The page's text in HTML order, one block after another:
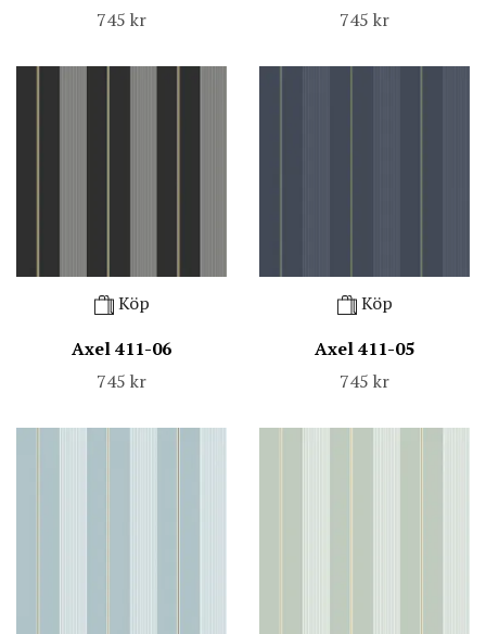
745 kr
745 kr
Köp
Axel 411-06
745 kr
Köp
Axel 411-05
745 kr